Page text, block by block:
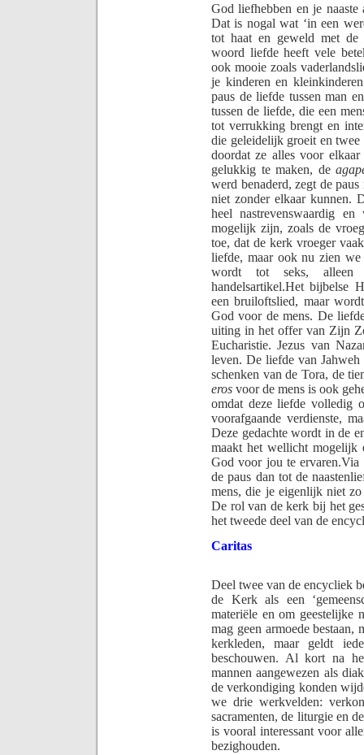
God liefhebben en je
Dat is nogal wat ‘in een
tot haat en geweld met de
woord liefde heeft vele
ook mooie zoals
je kinderen en
paus de liefde tussen man
tussen de liefde, die een
tot verrukking brengt en
die geleidelijk groeit en
doordat ze alles voor
gelukkig te maken, de
werd benaderd, zegt de
niet zonder elkaar kunnen.
heel nastrevenswaardig
mogelijk zijn, zoals de
toe, dat de kerk vroeger
liefde, maar ook nu zien
wordt tot seks, alleen
handelsartikel.Het bijbelse
een bruiloftslied, maar
God voor de mens. De
uiting in het offer van Zijn
Eucharistie. Jezus van
leven. De liefde van
schenken van de Tora, de
eros voor de mens is ook
omdat deze liefde volledig
voorafgaande verdienste,
Deze gedachte wordt in de
maakt het wellicht mogelijk
God voor jou te ervaren.Via
de paus dan tot de
mens, die je eigenlijk niet
De rol van de kerk bij het
het tweede deel van de
Caritas
Deel twee van de encycliek
de Kerk als een
materiële en om geestelijke
mag geen armoede bestaan,
kerkleden, maar geldt
beschouwen. Al kort na
mannen aangewezen als
de verkondiging konden
we drie werkvelden:
sacramenten, de liturgie en
is vooral interessant voor
bezighouden.